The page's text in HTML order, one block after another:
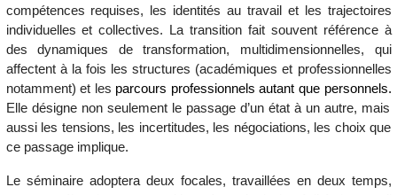
compétences requises, les identités au travail et les trajectoires
individuelles et collectives. La transition fait souvent référence à
des dynamiques de transformation, multidimensionnelles, qui
affectent à la fois les structures (académiques et professionnelles
notamment) et les parcours professionnels autant que personnels.
Elle désigne non seulement le passage d’un état à un autre, mais
aussi les tensions, les incertitudes, les négociations, les choix que
ce passage implique.
Le séminaire adoptera deux focales, travaillées en deux temps,